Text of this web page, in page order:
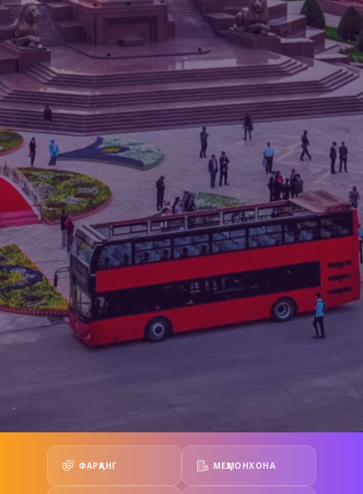
ФАРҲАНГ МЕҲМОНХОНА